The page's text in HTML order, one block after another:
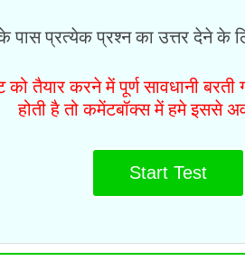
पास प्रत्येक प्रश्न का उत्तर देने के
तैयार करने में पूर्ण सावधानी
होती है तो कमेंटबॉक्स में हमे इससे
Start Test